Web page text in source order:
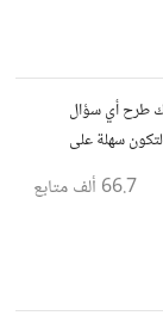
طرح أي سؤال
سهلة على
66.7 ألف متابع